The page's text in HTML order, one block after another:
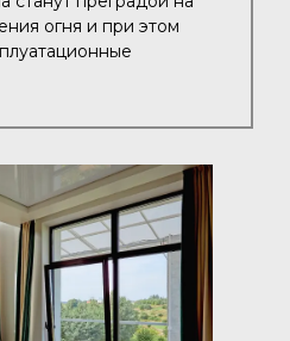
огня и при этом